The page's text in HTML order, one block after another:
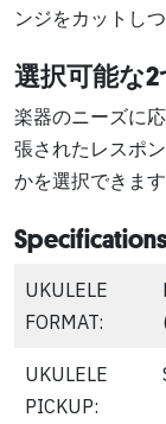
ンジをカットし
選択可能な
楽器のニーズに
張されたレスポ
かを選択できます
UKULELE
FORMAT:
UKULELE
PICKUP: